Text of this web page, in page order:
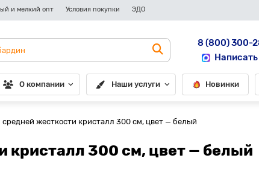
и мелкий опт Условия покупки ЭДО
8 (800) 300-
Написать
О компании Наши услуги Новинки
жесткости кристалл 300 см, цвет — белый
кристалл 300 см, цвет — белый